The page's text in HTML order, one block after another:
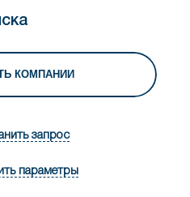
КОМПАНИИ
запрос
параметры